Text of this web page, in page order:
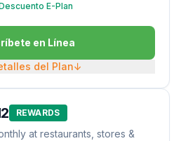
E-Plan
en Línea
del Plan↓
REWARDS
at restaurants, stores &